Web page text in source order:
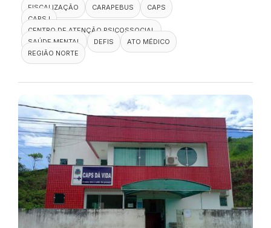
FISCALIZAÇÃO CARAPEBUS
CAPS
CAPS I
CENTRO DE ATENÇÃO PSICOSSOCIAL
SAÚDE MENTAL
DEFIS
ATO MÉDICO
REGIÃO NORTE